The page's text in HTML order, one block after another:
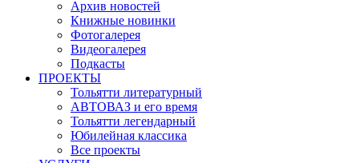
Архив новостей
Книжные новинки
Фотогалерея
Видеогалерея
Подкасты
ПРОЕКТЫ
Тольятти литературный
АВТОВАЗ и его время
Тольятти легендарный
Юбилейная классика
Все проекты